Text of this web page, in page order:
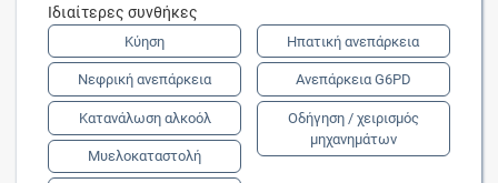
Ιδιαίτερες συνθήκες
Κύηση
Νεφρική ανεπάρκεια
Κατανάλωση αλκοόλ
Μυελοκαταστολή
Ηπατική ανεπάρκεια
Ανεπάρκεια G6PD
Οδήγηση / χειρισμός
μηχανημάτων